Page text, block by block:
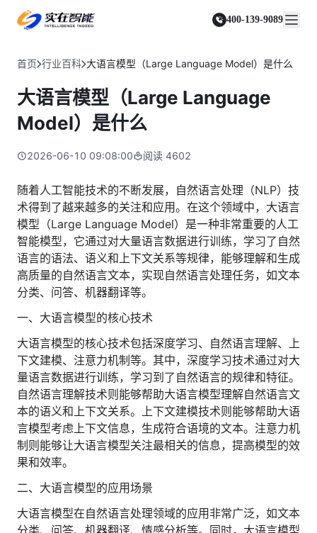
400-139-9089
人人都会用的智能体
智能文档审阅平台
实在 RPA 机器人
可靠的机器人终端
实在 RPA 控制器
强大的智能中枢
全面支持国产信创生态
实在取数宝
一键提数整合，洞察更高效
通信运营商
零售电商
能源及制造业
医药行业
更多行业客户
金融
运营商
客服坐席 | 自动跟单 | 系统运维 | 智能审核
店铺运营 | 私域运营 | 数据运营 | 仓储管理
统计税务 | 行政审批 | 基层减负 | 优化营商
烟草
资质审核 | 合同审核 | 一项一卷 | 智慧人力
制造业
订单生成 | 库存管控 | 物流监控 | 风险监测
司法
人才培养 | 智能教具 | 智能实训 | 课程共创
财务
智能票据 | 自动报税 | 自动存单 | 智能审计
资源与支持
实在学院
智能体市场
合作伙伴
客户支持
关于实在
媒体报道
视频动态
加入我们
首页 行业百科 大语言模型（Large Language Model）是什么
大语言模型（Large Language
Model）是什么
2026-06-10 09:08:00 阅读 4602
随着人工智能技术的不断发展，自然语言处理（NLP）技
术得到了越来越多的关注和应用。在这个领域中，大语言
模型（Large Language Model）是一种非常重要的人工
智能模型，它通过对大量语言数据进行训练，学习了自然
语言的语法、语义和上下文关系等规律，能够理解和生成
高质量的自然语言文本，实现自然语言处理任务，如文本
分类、问答、机器翻译等。
一、大语言模型的核心技术
大语言模型的核心技术包括深度学习、自然语言理解、上
下文建模、注意力机制等。其中，深度学习技术通过对大
量语言数据进行训练，学习到了自然语言的规律和特征。
自然语言理解技术则能够帮助大语言模型理解自然语言文
本的语义和上下文关系。上下文建模技术则能够帮助大语
言模型考虑上下文信息，生成符合语境的文本。注意力机
制则能够让大语言模型关注最相关的信息，提高模型的效
果和效率。
二、大语言模型的应用场景
大语言模型在自然语言处理领域的应用非常广泛，如文本
分类、问答、机器翻译、情感分析等。同时，大语言模型